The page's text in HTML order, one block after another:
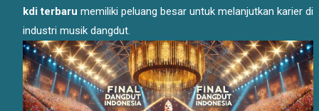
kdi terbaru memiliki peluang besar untuk melanjutkan karier di
industri musik dangdut.